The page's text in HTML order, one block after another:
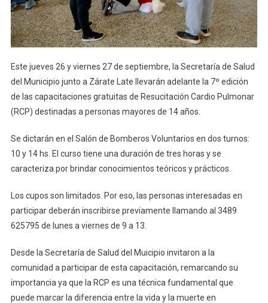
Este jueves 26 y viernes 27 de septiembre, la Secretaría de Salud
del Municipio junto a Zárate Late llevarán adelante la 7º edición
de las capacitaciones gratuitas de Resucitación Cardio Pulmonar
(RCP) destinadas a personas mayores de 14 años.
Se dictarán en el Salón de Bomberos Voluntarios en dos turnos:
10 y 14 hs. El curso tiene una duración de tres horas y se
caracteriza por brindar conocimientos teóricos y prácticos.
Los cupos son limitados. Por eso, las personas interesadas en
participar deberán inscribirse previamente llamando al 3489
625795 de lunes a viernes de 9 a 13.
Desde la Secretaría de Salud del Muicipio invitaron a la
comunidad a participar de esta capacitación, remarcando su
importancia ya que la RCP es una técnica fundamental que
puede marcar la diferencia entre la vida y la muerte en